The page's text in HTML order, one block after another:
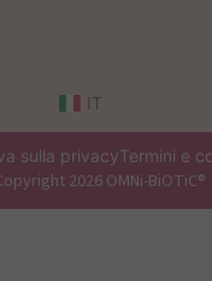
IT
sulla privacyTermini e
2026 OMNi-BiOTiC®